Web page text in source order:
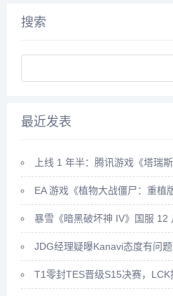
悬赏任务，完成这些任务后，就
可以...
搜索
最近发表
上线 1 年半：腾讯游戏《塔瑞
EA 游戏《植物大战僵尸：重植
暴雪《暗黑破坏神 IV》国服 12
JDG经理疑曝Kanavi态度有问
T1零封TES晋级S15决赛，